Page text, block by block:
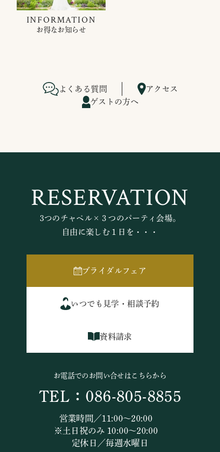
INFORMATION
お得なお知らせ
よくある質問
アクセス
ゲストの方へ
RESERVATION
3つのチャペル×３つのパーティ会場。
自由に楽しむ１日を・・・
ブライダルフェア
いつでも見学・相談予約
資料請求
お電話でのお問い合せはこちらから
TEL：086-805-8855
営業時間／11:00～20:00
※土日祝のみ 10:00～20:00
定休日／毎週水曜日